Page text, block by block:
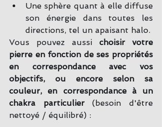
Une sphère quant à elle diffuse
son énergie dans toutes les
directions, tel un apaisant halo.
Vous pouvez aussi choisir votre
pierre en fonction de ses propriétés
en correspondance avec vos
objectifs, ou encore selon sa
couleur, en correspondance à un
chakra particulier (besoin d'être
nettoyé / équilibré) :